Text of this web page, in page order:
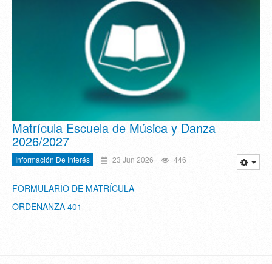
Matrícula Escuela de Música y Danza
2026/2027
Información De Interés 23 Jun 2026 446
FORMULARIO DE MATRÍCULA
ORDENANZA 401